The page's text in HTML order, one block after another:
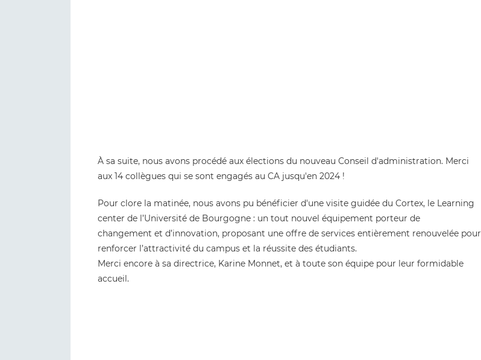
À sa suite, nous avons procédé aux élections du nouveau Conseil d'administration. Merci
aux 14 collègues qui se sont engagés au CA jusqu'en 2024 !
Pour clore la matinée, nous avons pu bénéficier d'une visite guidée du Cortex, le Learning
center de l’Université de Bourgogne : un tout nouvel équipement porteur de
changement et d’innovation, proposant une offre de services entièrement renouvelée pour
renforcer l’attractivité du campus et la réussite des étudiants.
Merci encore à sa directrice, Karine Monnet, et à toute son équipe pour leur formidable
accueil.